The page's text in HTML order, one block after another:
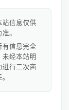
站信息仅供
。
有信息完全
经本站明
进行二次商